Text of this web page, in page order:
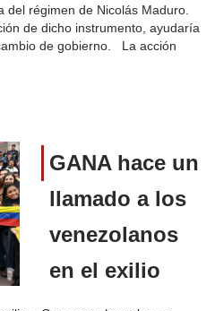
régimen de Nicolás Maduro.
de dicho instrumento, ayudaría
de gobierno. La acción
GANA hace un
llamado a los
venezolanos
en el exilio